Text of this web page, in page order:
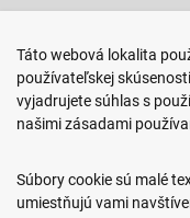
Arm. gen.
080 01 Prešov
0917 466 578
Pon-Ned: 9:00 -
Táto webová lokalita
používateľskej
vyjadrujete súhlas s
našimi zásadami
Súbory cookie sú malé
umiestňujú vami